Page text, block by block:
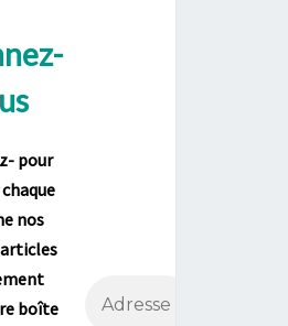
pour
nos
boîte